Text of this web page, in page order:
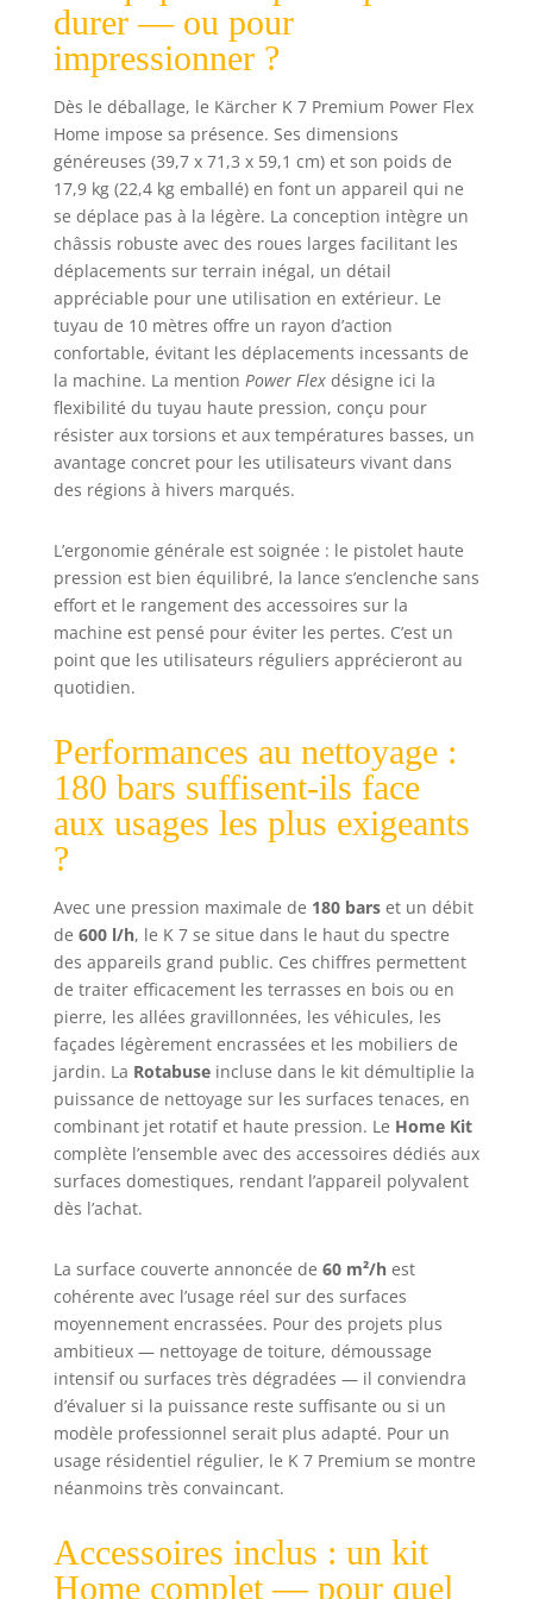
aluminium peut
être sortie pour le
transport, puis de
nouveau rentrée
pour le
l'appareil. Home
Kit inclus : Un
nettoyeur de
surfaces T 7 et un
bidon de 1 litre de
nettoyant pierres
et façades.
Moteur à
induction refroidi
par eau breveté
Kärcher assurant
des performances
optimisés et une
durée de vie
durer — ou pour
impressionner ?
Dès le déballage, le Kärcher K 7 Premium Power Flex
Home impose sa présence. Ses dimensions
généreuses (39,7 x 71,3 x 59,1 cm) et son poids de
17,9 kg (22,4 kg emballé) en font un appareil qui ne
se déplace pas à la légère. La conception intègre un
châssis robuste avec des roues larges facilitant les
déplacements sur terrain inégal, un détail
appréciable pour une utilisation en extérieur. Le
tuyau de 10 mètres offre un rayon d’action
confortable, évitant les déplacements incessants de
la machine. La mention Power Flexdésigne ici la
flexibilité du tuyau haute pression, conçu pour
résister aux torsions et aux températures basses, un
avantage concret pour les utilisateurs vivant dans
des régions à hivers marqués.
L’ergonomie générale est soignée : le pistolet haute
pression est bien équilibré, la lance s’enclenche sans
effort et le rangement des accessoires sur la
machine est pensé pour éviter les pertes. C’est un
point que les utilisateurs réguliers apprécieront au
quotidien.
Performances au nettoyage :
180 bars suffisent-ils face
aux usages les plus exigeants
?
Avec une pression maximale de 180 barset un débit
de 600 l/h, le K 7 se situe dans le haut du spectre
des appareils grand public. Ces chiffres permettent
de traiter efficacement les terrasses en bois ou en
pierre, les allées gravillonnées, les véhicules, les
façades légèrement encrassées et les mobiliers de
jardin. La Rotabuseincluse dans le kit démultiplie la
puissance de nettoyage sur les surfaces tenaces, en
combinant jet rotatif et haute pression. Le Home Kit
complète l’ensemble avec des accessoires dédiés aux
surfaces domestiques, rendant l’appareil polyvalent
dès l’achat.
La surface couverte annoncée de 60 m²/hest
cohérente avec l’usage réel sur des surfaces
moyennement encrassées. Pour des projets plus
ambitieux — nettoyage de toiture, démoussage
intensif ou surfaces très dégradées — il conviendra
d’évaluer si la puissance reste suffisante ou si un
modèle professionnel serait plus adapté. Pour un
usage résidentiel régulier, le K 7 Premium se montre
néanmoins très convaincant.
Accessoires inclus : un kit
Home complet — pour quel